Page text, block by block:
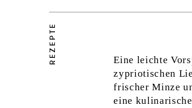
REZEPTE
Eine leichte
zypriotischen
frischer Minze
eine